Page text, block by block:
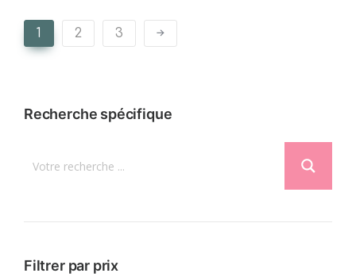
1 2 3
Recherche spécifique
Filtrer par prix